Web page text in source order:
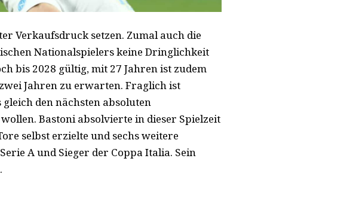
Verkaufsdruck setzen. Zumal auch die
Nationalspielers keine Dringlichkeit
bis 2028 gültig, mit 27 Jahren ist zudem
Jahren zu erwarten. Fraglich ist
den nächsten absoluten
Bastoni absolvierte in dieser Spielzeit
selbst erzielte und sechs weitere
A und Sieger der Coppa Italia. Sein